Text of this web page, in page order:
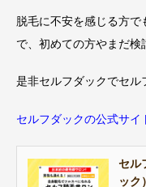
脱毛に不安を感じる方
で、初めての方やまだ検
是非セルフダックでセル
セルフダックの公式サイ
セル
ック